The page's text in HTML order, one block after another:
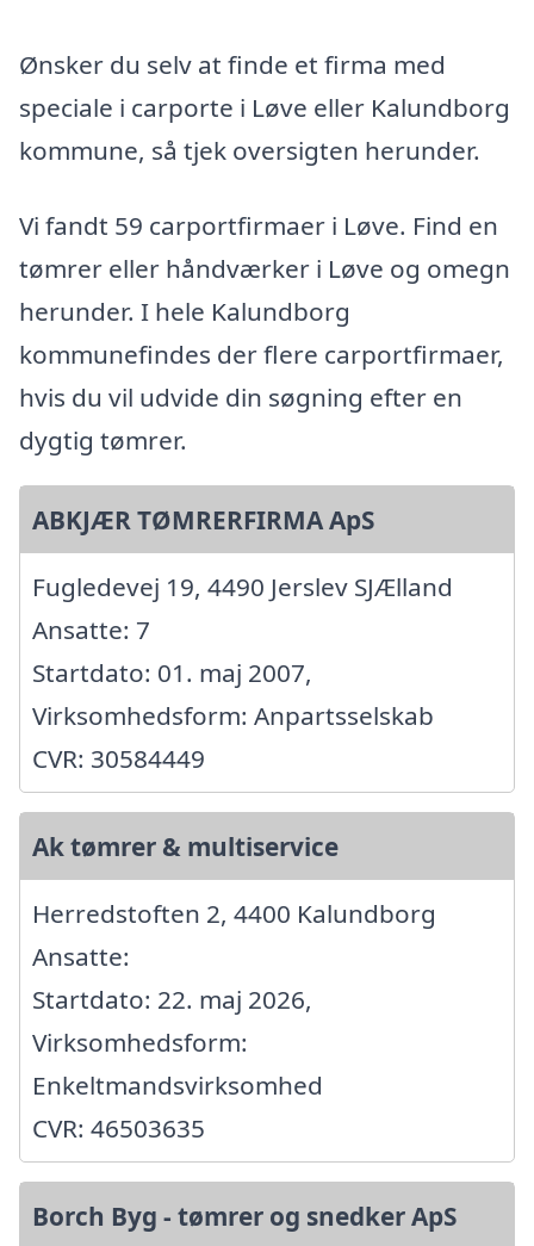
Ønsker du selv at finde et firma med
speciale i carporte i Løve eller Kalundborg
kommune, så tjek oversigten herunder.
Vi fandt 59 carportfirmaer i Løve. Find en
tømrer eller håndværker i Løve og omegn
herunder. I hele Kalundborg
kommunefindes der flere carportfirmaer,
hvis du vil udvide din søgning efter en
dygtig tømrer.
ABKJÆR TØMRERFIRMA ApS
Fugledevej 19, 4490 Jerslev SJÆlland
Ansatte: 7
Startdato: 01. maj 2007,
Virksomhedsform: Anpartsselskab
CVR: 30584449
Ak tømrer & multiservice
Herredstoften 2, 4400 Kalundborg
Ansatte:
Startdato: 22. maj 2026,
Virksomhedsform:
Enkeltmandsvirksomhed
CVR: 46503635
Borch Byg - tømrer og snedker ApS